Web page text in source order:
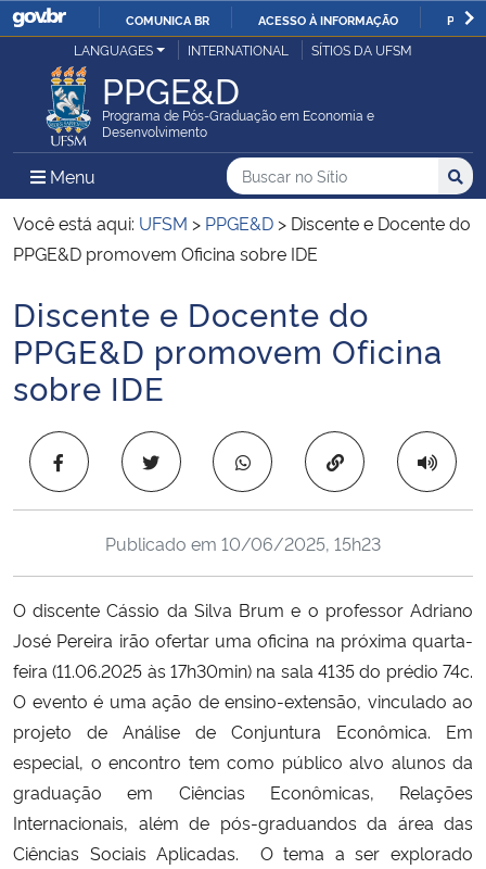
IR
O
COMUNICA BR ACESSO À INFORMAÇÃO
Ministério da Justiça e Segurança Pública
Ministério da Defesa
Ministério das Relações Exteriores
Ministério da Infraestrutura
Ministério da Agricultura, Pecuária e Abastecimento
Ministério da Educação
Ministério de Minas e Energia
Ministério da Ciência, Tecnologia, Inovações e Comunicações
Ministério do Meio Ambiente
Ministério do Turismo
Ministério do Desenvolvimento Regional
LANGUAGES INTERNATIONAL SÍTIOS DA UFSM
PPGE&D
Programa de Pós-Graduação em Economia e
Desenvolvimento
Menu Menu Principal do Sítio
Busca
Buscar no no Sítio
Busca:
Você está aqui: UFSM > PPGE&D > Discente e Docente do
PPGE&D promovem Oficina sobre IDE
Início do conteúdo
Discente e Docente do
PPGE&D promovem Oficina
sobre IDE
Copiar para área
Publicado em 10/06/2025, 15h23
O discente Cássio da Silva Brum e o professor Adriano
José Pereira irão ofertar uma oficina na próxima quarta-
feira (11.06.2025 às 17h30min) na sala 4135 do prédio 74c.
O evento é uma ação de ensino-extensão, vinculado ao
projeto de Análise de Conjuntura Econômica. Em
especial, o encontro tem como público alvo alunos da
graduação em Ciências Econômicas, Relações
Internacionais, além de pós-graduandos da área das
Ciências Sociais Aplicadas. O tema a ser explorado